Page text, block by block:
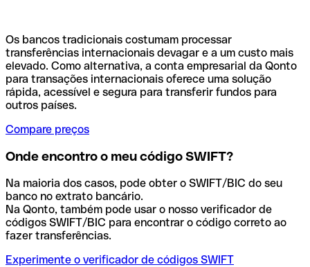
Os bancos tradicionais costumam processar
transferências internacionais devagar e a um custo mais
elevado. Como alternativa, a conta empresarial da Qonto
para transações internacionais oferece uma solução
rápida, acessível e segura para transferir fundos para
outros países.
Compare preços
Onde encontro o meu código SWIFT?
Na maioria dos casos, pode obter o SWIFT/BIC do seu
banco no extrato bancário.
Na Qonto, também pode usar o nosso verificador de
códigos SWIFT/BIC para encontrar o código correto ao
fazer transferências.
Experimente o verificador de códigos SWIFT